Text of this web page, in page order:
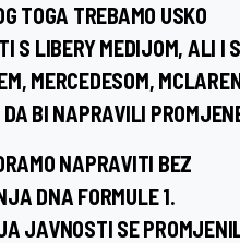
TOGA TREBAMO USKO
S LIBERY MEDIJOM, ALI I S
MERCEDESOM,
BI NAPRAVILI
NAPRAVITI BEZ
DNA FORMULE 1.
JAVNOSTI SE